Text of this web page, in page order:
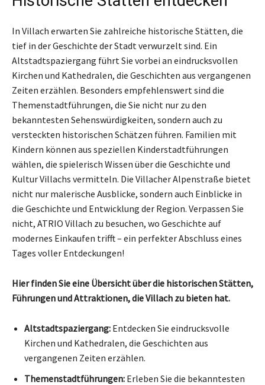
In Villach erwarten Sie zahlreiche historische Stätten, die
tief in der Geschichte der Stadt verwurzelt sind. Ein
Altstadtspaziergang führt Sie vorbei an eindrucksvollen
Kirchen und Kathedralen, die Geschichten aus vergangenen
Zeiten erzählen. Besonders empfehlenswert sind die
Themenstadtführungen, die Sie nicht nur zu den
bekanntesten Sehenswürdigkeiten, sondern auch zu
versteckten historischen Schätzen führen. Familien mit
Kindern können aus speziellen Kinderstadtführungen
wählen, die spielerisch Wissen über die Geschichte und
Kultur Villachs vermitteln. Die Villacher Alpenstraße bietet
nicht nur malerische Ausblicke, sondern auch Einblicke in
die Geschichte und Entwicklung der Region. Verpassen Sie
nicht, ATRIO Villach zu besuchen, wo Geschichte auf
modernes Einkaufen trifft – ein perfekter Abschluss eines
Tages voller Entdeckungen!
Hier finden Sie eine Übersicht über die historischen Stätten,
Führungen und Attraktionen, die Villach zu bieten hat.
Altstadtspaziergang: Entdecken Sie eindrucksvolle
Kirchen und Kathedralen, die Geschichten aus
vergangenen Zeiten erzählen.
Themenstadtführungen: Erleben Sie die bekanntesten